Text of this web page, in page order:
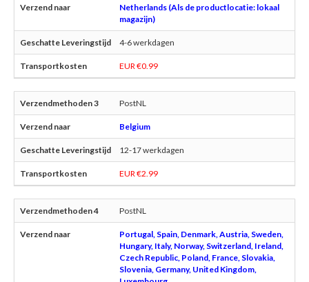
Netherlands (Als de productlocatie: lokaal
magazijn)
4-6 werkdagen
EUR €0.99
PostNL
Belgium
12-17 werkdagen
EUR €2.99
PostNL
Portugal, Spain, Denmark, Austria, Sweden,
Hungary, Italy, Norway, Switzerland, Ireland,
Czech Republic, Poland, France, Slovakia,
Slovenia, Germany, United Kingdom,